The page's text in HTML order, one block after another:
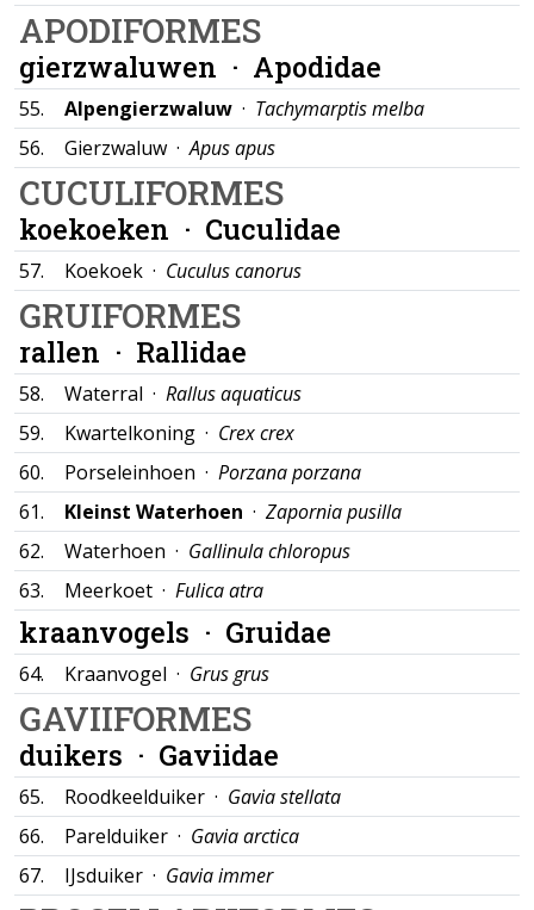
APODIFORMES
gierzwaluwen · Apodidae
55. Alpengierzwaluw · Tachymarptis melba
56.
Gierzwaluw ·Apus apus
CUCULIFORMES
koekoeken · Cuculidae
57. Koekoek · Cuculus canorus
GRUIFORMES
rallen · Rallidae
58. Waterral · Rallus aquaticus
59.
Kwartelkoning · Crex crex
60.
Porseleinhoen · Porzana porzana
61.
Kleinst Waterhoen · Zapornia pusilla
62.
Waterhoen · Gallinula chloropus
63.
Meerkoet · Fulica atra
kraanvogels · Gruidae
64. Kraanvogel · Grus grus
GAVIIFORMES
duikers · Gaviidae
65. Roodkeelduiker · Gavia stellata
66.
Parelduiker · Gavia arctica
67.
IJsduiker · Gavia immer